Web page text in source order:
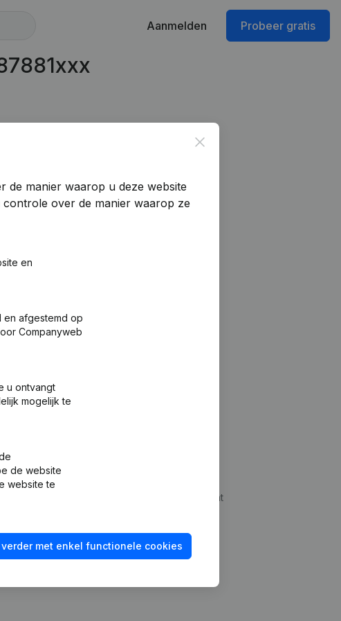
Aanmelden Probeer gratis
Close
de manier waarop u deze website
over de manier waarop ze
en
en afgestemd op
Companyweb
u ontvangt
mogelijk te
de website
website te
verder met enkel functionele cookies
& fraudepreventie
checken
Integraties op maat
Contact